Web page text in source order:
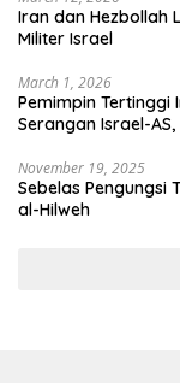
Iran dan Hezbollah
Militer Israel
March 1, 2026
Pemimpin Tertinggi
Serangan Israel-AS,
November 19, 2025
Sebelas Pengungsi
al-Hilweh